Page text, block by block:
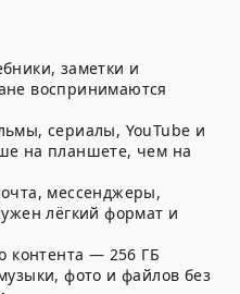
заметки и
воспринимаются
сериалы, YouTube и
на планшете, чем на
мессенджеры,
лёгкий формат и
контента — 256 ГБ
фото и файлов без